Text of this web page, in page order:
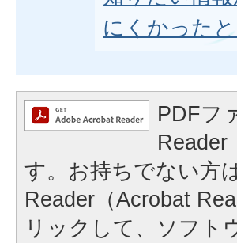
にくかったと
PDFフ
Reader
す。お持ちでない方
Reader（Acrobat
リックして、ソフト